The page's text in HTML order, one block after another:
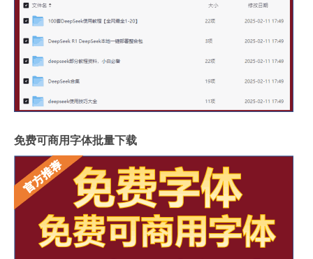
免费可商用字体批量下载